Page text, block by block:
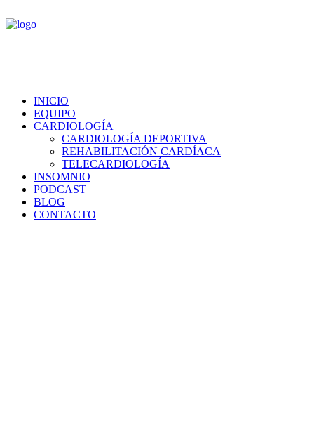
INICIO
EQUIPO
CARDIOLOGÍA
CARDIOLOGÍA DEPORTIVA
REHABILITACIÓN CARDÍACA
TELECARDIOLOGÍA
INSOMNIO
PODCAST
BLOG
CONTACTO